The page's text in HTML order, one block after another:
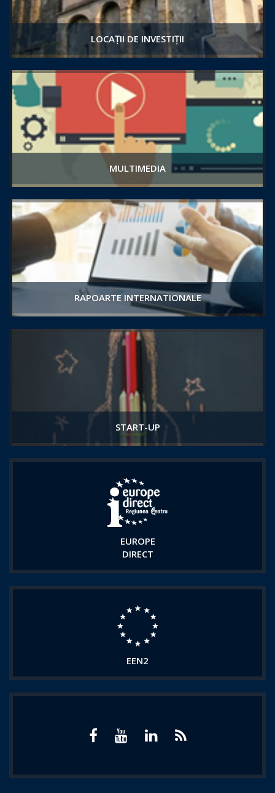
LOCAȚII DE INVESTIȚII
MULTIMEDIA
RAPOARTE INTERNATIONALE
START-UP
EUROPE
DIRECT
EEN2